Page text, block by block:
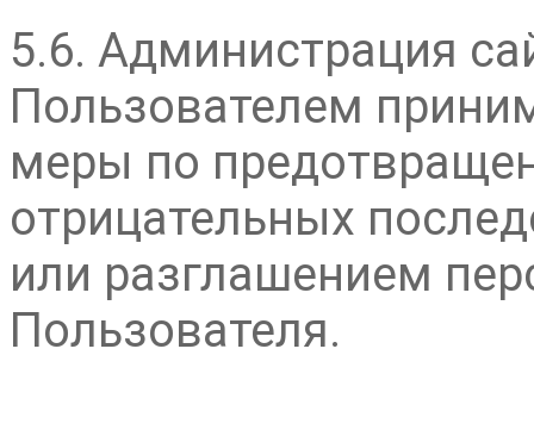
5.6. Администрация
Пользователем
меры по
отрицательных
или разглашением
Пользователя.